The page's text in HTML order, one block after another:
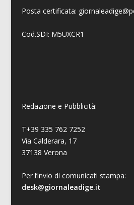
Posta certificata:
Cod.SDI: M5UXCR1
Redazione e Pubblicità:
T+39 335 762 7252
Via Calderara, 17
37138 Verona
Per l’invio di comunicati stampa:
desk@giornaleadige.it